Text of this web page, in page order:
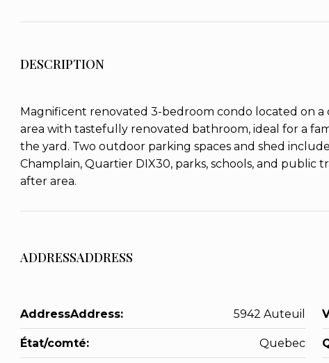
DESCRIPTION
Magnificent renovated 3-bedroom condo located on a
area with tastefully renovated bathroom, ideal for a
the yard. Two outdoor parking spaces and shed
Champlain, Quartier DIX30, parks, schools, and
after area.
ADDRESSADDRESS
AddressAddress: 5942 Auteuil
État/comté: Quebec